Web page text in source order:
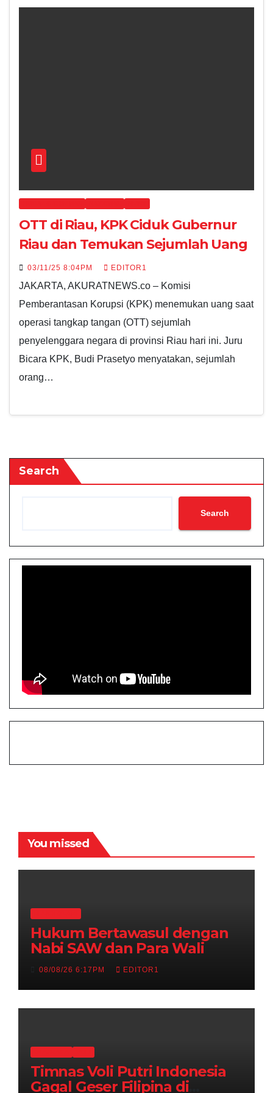
OTT di Riau, KPK Ciduk Gubernur
Riau dan Temukan Sejumlah Uang
03/11/25 8:04PM EDITOR1
JAKARTA, AKURATNEWS.co – Komisi
Pemberantasan Korupsi (KPK) menemukan uang saat
operasi tangkap tangan (OTT) sejumlah
penyelenggara negara di provinsi Riau hari ini. Juru
Bicara KPK, Budi Prasetyo menyatakan, sejumlah
orang…
Search
Search
You missed
Hukum Bertawasul dengan
Nabi SAW dan Para Wali
08/08/26 6:17PM EDITOR1
Timnas Voli Putri Indonesia
Gagal Geser Filipina di